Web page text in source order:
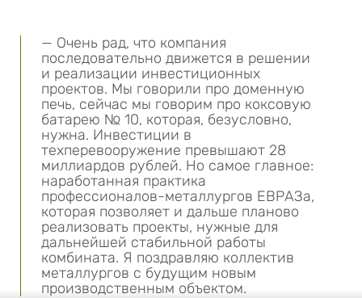
— Очень рад, что компания
последовательно движется в решении
и реализации инвестиционных
проектов. Мы говорили про доменную
печь, сейчас мы говорим про коксовую
батарею № 10, которая, безусловно,
нужна. Инвестиции в
техперевооружение превышают 28
миллиардов рублей. Но самое главное:
наработанная практика
профессионалов-металлургов ЕВРАЗа,
которая позволяет и дальше планово
реализовать проекты, нужные для
дальнейшей стабильной работы
комбината. Я поздравляю коллектив
металлургов с будущим новым
производственным объектом.